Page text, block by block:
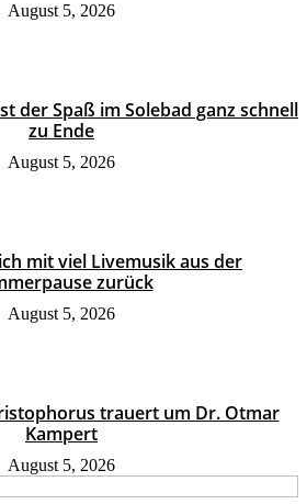
August 5, 2026
der Spaß im Solebad ganz schnell
zu Ende
August 5, 2026
mit viel Livemusik aus der
zurück
August 5, 2026
trauert um Dr. Otmar
Kampert
August 5, 2026